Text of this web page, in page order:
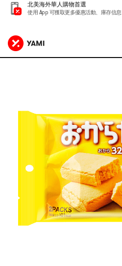
北美海外華人購物首選
使用 App 可獲取更多優惠活動、庫存信